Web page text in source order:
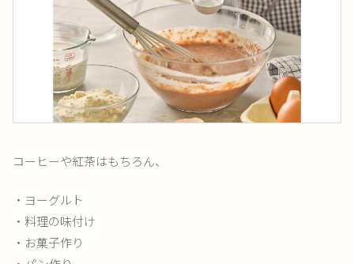
コーヒーや紅茶はもちろん、
・ヨーグルト
・料理の味付け
・お菓子作り